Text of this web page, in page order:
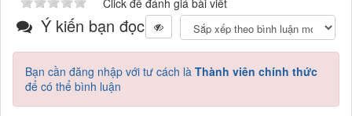
Ý kiến bạn đọc
Bạn cần đăng nhập với tư cách là Thành viên chính thức
để có thể bình luận